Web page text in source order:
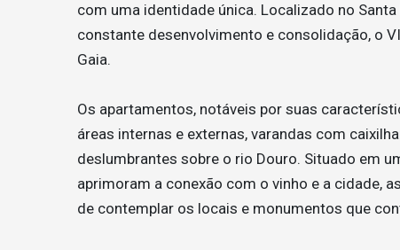
com uma identidade única. Localizado no
constante desenvolvimento e consolidação, o
Gaia.
Os apartamentos, notáveis por suas
áreas internas e externas, varandas com
deslumbrantes sobre o rio Douro. Situado em
aprimoram a conexão com o vinho e a cidade,
de contemplar os locais e monumentos que